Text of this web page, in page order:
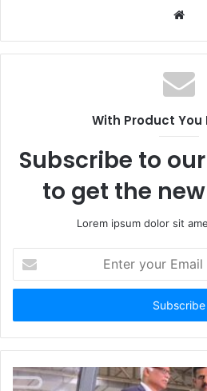
With Product You
Subscribe to
to get the
Lorem ipsum dolor sit
your
Email